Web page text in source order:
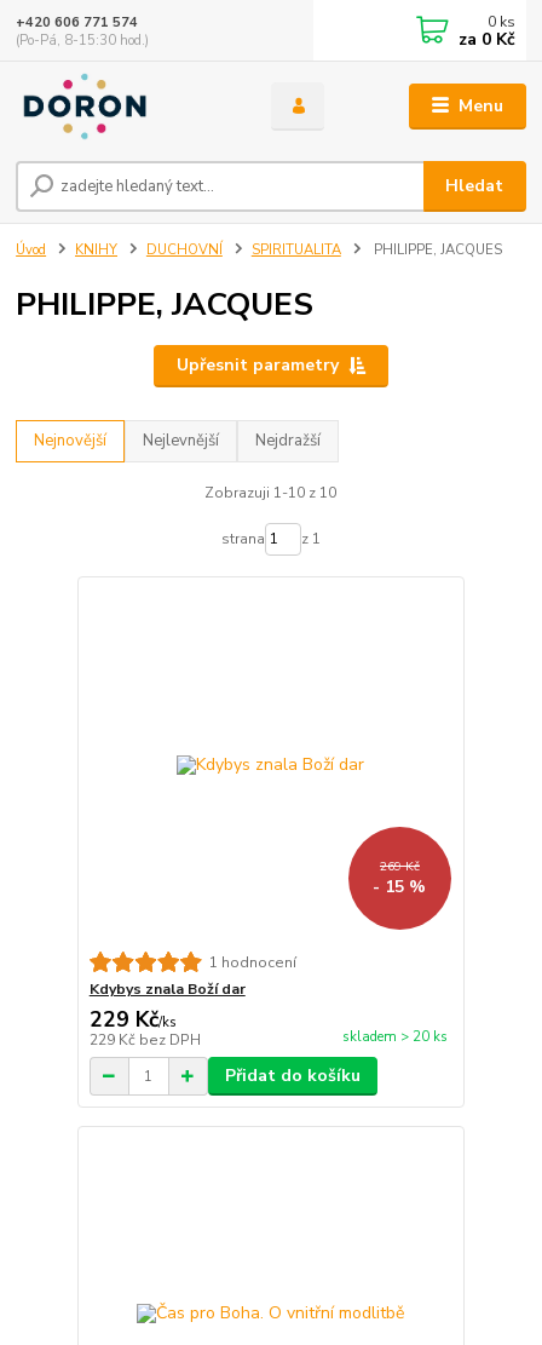
Menu
Hledat
+420 606 771 574
(Po-Pá, 8-15:30 hod.)
0 ks
za 0 Kč
Úvod KNIHY DUCHOVNÍ SPIRITUALITA PHILIPPE, JACQUES
PHILIPPE, JACQUES
Upřesnit parametry
Nejnovější Nejlevnější Nejdražší
Zobrazuji 1-10 z 10
strana z 1
269 Kč
- 15 %
1 hodnocení
Kdybys znala Boží dar
229 Kč/ks
229 Kč bez DPH skladem > 20 ks
Přidat do košíku